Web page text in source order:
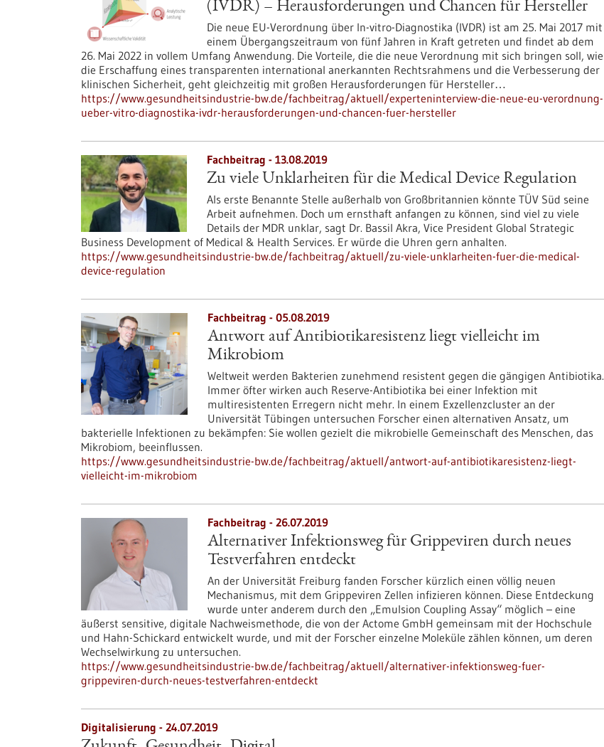
(IVDR) – Herausforderungen und Chancen für Hersteller
Die neue EU-Verordnung über In-vitro-Diagnostika (IVDR) ist am 25. Mai 2017 mit
einem Übergangszeitraum von fünf Jahren in Kraft getreten und findet ab dem
26. Mai 2022 in vollem Umfang Anwendung. Die Vorteile, die die neue Verordnung mit sich bringen soll, wie
die Erschaffung eines transparenten international anerkannten Rechtsrahmens und die Verbesserung der
klinischen Sicherheit, geht gleichzeitig mit großen Herausforderungen für Hersteller…
https://www.gesundheitsindustrie-bw.de/fachbeitrag/aktuell/experteninterview-die-neue-eu-verordnung-
ueber-vitro-diagnostika-ivdr-herausforderungen-und-chancen-fuer-hersteller
Fachbeitrag - 13.08.2019
Zu viele Unklarheiten für die Medical Device Regulation
Als erste Benannte Stelle außerhalb von Großbritannien könnte TÜV Süd seine
Arbeit aufnehmen. Doch um ernsthaft anfangen zu können, sind viel zu viele
Details der MDR unklar, sagt Dr. Bassil Akra, Vice President Global Strategic
Business Development of Medical & Health Services. Er würde die Uhren gern anhalten.
https://www.gesundheitsindustrie-bw.de/fachbeitrag/aktuell/zu-viele-unklarheiten-fuer-die-medical-
device-regulation
Fachbeitrag - 05.08.2019
Antwort auf Antibiotikaresistenz liegt vielleicht im
Mikrobiom
Weltweit werden Bakterien zunehmend resistent gegen die gängigen Antibiotika.
Immer öfter wirken auch Reserve-Antibiotika bei einer Infektion mit
multiresistenten Erregern nicht mehr. In einem Exzellenzcluster an der
Universität Tübingen untersuchen Forscher einen alternativen Ansatz, um
bakterielle Infektionen zu bekämpfen: Sie wollen gezielt die mikrobielle Gemeinschaft des Menschen, das
Mikrobiom, beeinflussen.
https://www.gesundheitsindustrie-bw.de/fachbeitrag/aktuell/antwort-auf-antibiotikaresistenz-liegt-
vielleicht-im-mikrobiom
Fachbeitrag - 26.07.2019
Alternativer Infektionsweg für Grippeviren durch neues
Testverfahren entdeckt
An der Universität Freiburg fanden Forscher kürzlich einen völlig neuen
Mechanismus, mit dem Grippeviren Zellen infizieren können. Diese Entdeckung
wurde unter anderem durch den „Emulsion Coupling Assay“ möglich – eine
äußerst sensitive, digitale Nachweismethode, die von der Actome GmbH gemeinsam mit der Hochschule
und Hahn-Schickard entwickelt wurde, und mit der Forscher einzelne Moleküle zählen können, um deren
Wechselwirkung zu untersuchen.
https://www.gesundheitsindustrie-bw.de/fachbeitrag/aktuell/alternativer-infektionsweg-fuer-
grippeviren-durch-neues-testverfahren-entdeckt
Digitalisierung - 24.07.2019